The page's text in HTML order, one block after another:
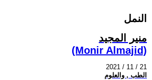
النمل
منير المجيد
(Monir Almajid)
2021 / 11 / 21
الطب , والعلوم